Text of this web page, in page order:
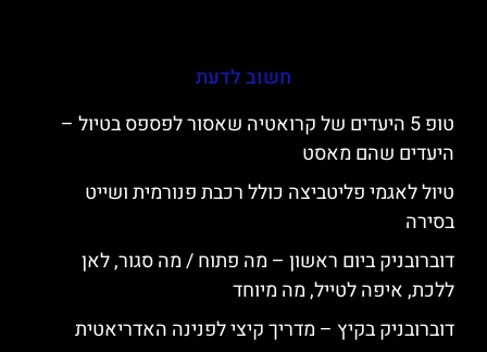
חשוב לדעת
טופ 5 היעדים של קרואטיה שאסור לפספס בטיול –
היעדים שהם מאסט
טיול לאגמי פליטביצה כולל רכבת פנורמית ושייט
בסירה
דוברובניק ביום ראשון – מה פתוח / מה סגור, לאן
ללכת, איפה לטייל, מה מיוחד
דוברובניק בקיץ – מדריך קיצי לפנינה האדריאטית